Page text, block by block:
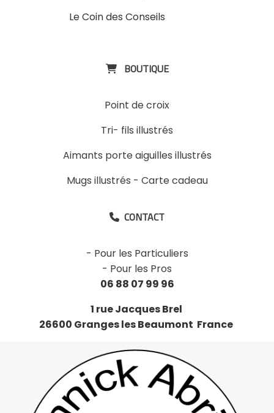
Le Coin des Conseils
 BOUTIQUE
Point de croix
Tri- fils illustrés
Aimants porte aiguilles illustrés
Mugs illustrés - Carte cadeau
 CONTACT
- Pour les Particuliers
- Pour les Pros
06 88 07 99 96
1 rue Jacques Brel
26600 Granges les Beaumont France